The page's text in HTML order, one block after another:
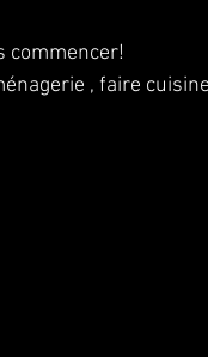
commencer!
, faire